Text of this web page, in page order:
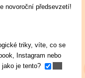
novoroční předsevzetí!
triky, víte, co se
Instagram nebo
je tento?